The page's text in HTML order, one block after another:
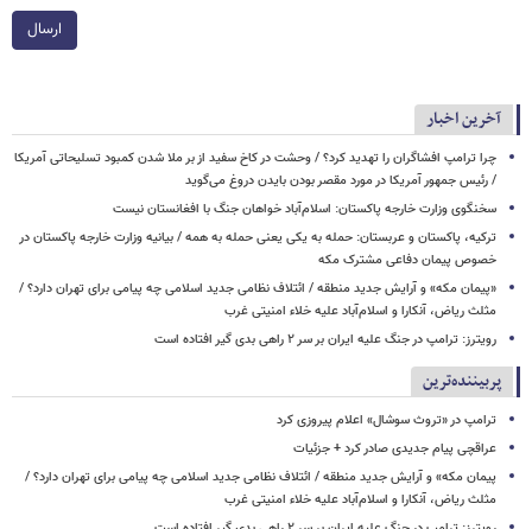
ارسال
آخرین اخبار
چرا ترامپ افشاگران را تهدید کرد؟ / وحشت در کاخ سفید از بر ملا شدن کمبود تسلیحاتی آمریکا
/ رئیس جمهور آمریکا در مورد مقصر بودن بایدن دروغ می‌گوید
سخنگوی وزارت خارجه پاکستان: اسلام‌آباد خواهان جنگ با افغانستان نیست
ترکیه، پاکستان و عربستان: حمله به یکی یعنی حمله به همه / بیانیه وزارت خارجه پاکستان در
خصوص پیمان دفاعی مشترک مکه
«پیمان مکه» و آرایش جدید منطقه / ائتلاف نظامی جدید اسلامی چه پیامی برای تهران دارد؟ /
مثلث ریاض، آنکارا و اسلام‌آباد علیه خلاء امنیتی غرب
رویترز: ترامپ در جنگ علیه ایران بر سر ۲ راهی بدی گیر افتاده است
پربیننده‌ترین
ترامپ در «تروث سوشال» اعلام پیروزی کرد
عراقچی پیام جدیدی صادر کرد + جزئیات
پیمان مکه» و آرایش جدید منطقه / ائتلاف نظامی جدید اسلامی چه پیامی برای تهران دارد؟ /
مثلث ریاض، آنکارا و اسلام‌آباد علیه خلاء امنیتی غرب